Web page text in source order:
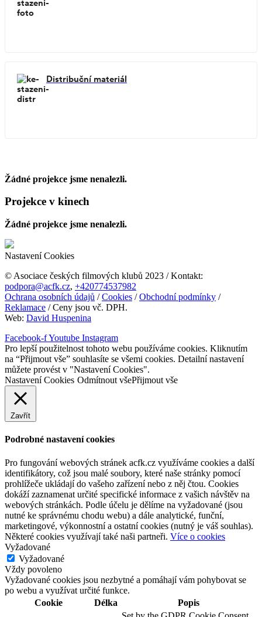
Distribuční materiál
Žádné projekce jsme nenalezli.
Projekce v kinech
Žádné projekce jsme nenalezli.
Nastavení Cookies
© Asociace českých filmových klubů 2023 / Kontakt:
podpora@acfk.cz, +420774537982
Ochrana osobních údajů /Cookies /Obchodní podmínky /
Reklamace / Ceny jsou vč. DPH.
Web: David Huspenina
Facebook-fYoutube Instagram
Pro lepší použitelnost tohoto webu používáme cookies. Kliknutím
na “Přijmout vše” souhlasíte se všemi cookies. Detailní nastavení
můžete provést v "Nastavení Cookies".
Nastavení Cookies Odmítnout všePřijmout vše
Zavřít
Podrobné nastavení cookies
Pro fungování webových stránek acfk.cz využíváme cookies a další
identifikátory, což jsou malé soubory, které naše stránky pomocí
prohlížeče ukládají do vašeho zařízení nebo z něj čtou. Cookies
dokáží zaznamenat určité specifické informace z vašich návštěv na
webových stránkách. Podle účelu je dělíme na vyžadované (jsou
nutné ke správnému chodu webu) a dále analytické, funční,
marketingové, výkonnostní a ostatní cookies (nutný je váš souhlas).
Některé cookies využívají také naši partneři. Více o cookies
Vyžadované
Vyžadované
Vždy povoleno
Vyžadované cookies jsou nezbytné a pomáhají vám pohybovat se
po webu a využívat určité funkce.
Cookie
Délka
Popis